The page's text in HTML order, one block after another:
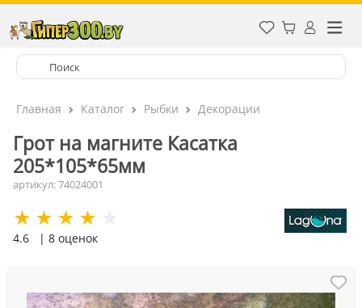
Главная Каталог Рыбки Декорации
Грот на магните Касатка
205*105*65мм
артикул: 74024001
4.6 | 8 оценок